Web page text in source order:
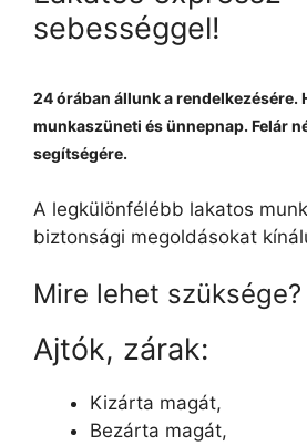
sebességgel!
24 órában állunk a rendelkezésére.
munkaszüneti és ünnepnap. Felár
segítségére.
A legkülönfélébb lakatos
biztonsági megoldásokat
Mire lehet szüksége?
Ajtók, zárak:
Kizárta magát,
Bezárta magát,